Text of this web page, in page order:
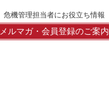
危機管理担当者にお役立ち情報
メルマガ・会員登録のご案内